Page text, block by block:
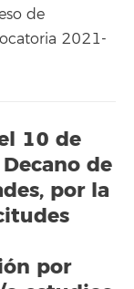
de
2021-
10 de
de
por la
por